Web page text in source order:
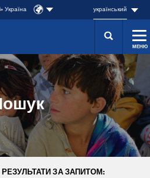
Україна український
МЕНЮ
ЗА ЗАПИТОМ: